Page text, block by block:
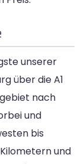
unserer
über die A1
nach
und
bis
und